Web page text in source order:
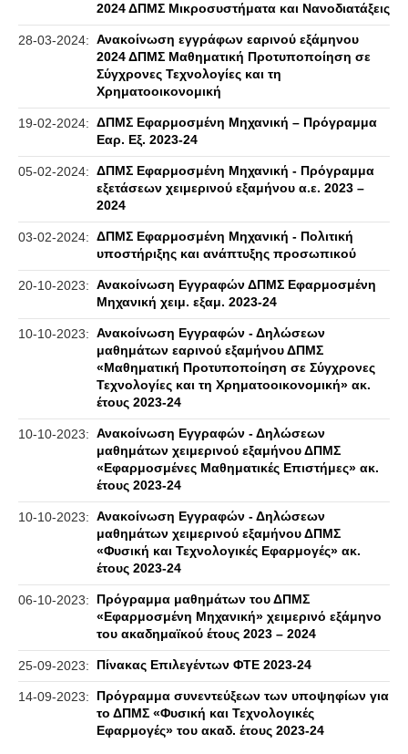
2024 ΔΠΜΣ Μικροσυστήματα και Νανοδιατάξεις
28-03-2024: Ανακοίνωση εγγράφων εαρινού εξάμηνου
2024 ΔΠΜΣ Μαθηματική Προτυποποίηση σε
Σύγχρονες Τεχνολογίες και τη
Χρηματοοικονομική
19-02-2024: ΔΠΜΣ Εφαρμοσμένη Μηχανική – Πρόγραμμα
Εαρ. Εξ. 2023-24
05-02-2024: ΔΠΜΣ Εφαρμοσμένη Μηχανική - Πρόγραμμα
εξετάσεων χειμερινού εξαμήνου α.ε. 2023 –
2024
03-02-2024: ΔΠΜΣ Εφαρμοσμένη Μηχανική - Πολιτική
υποστήριξης και ανάπτυξης προσωπικού
20-10-2023: Ανακοίνωση Εγγραφών ΔΠΜΣ Εφαρμοσμένη
Μηχανική χειμ. εξαμ. 2023-24
10-10-2023: Ανακοίνωση Εγγραφών - Δηλώσεων
μαθημάτων εαρινού εξαμήνου ΔΠΜΣ
«Μαθηματική Προτυποποίηση σε Σύγχρονες
Τεχνολογίες και τη Χρηματοοικονομική» ακ.
έτους 2023-24
10-10-2023: Ανακοίνωση Εγγραφών - Δηλώσεων
μαθημάτων χειμερινού εξαμήνου ΔΠΜΣ
«Εφαρμοσμένες Μαθηματικές Επιστήμες» ακ.
έτους 2023-24
10-10-2023: Ανακοίνωση Εγγραφών - Δηλώσεων
μαθημάτων χειμερινού εξαμήνου ΔΠΜΣ
«Φυσική και Τεχνολογικές Εφαρμογές» ακ.
έτους 2023-24
06-10-2023:
Πρόγραμμα μαθημάτων του ΔΠΜΣ
«Εφαρμοσμένη Μηχανική» χειμερινό εξάμηνο
του ακαδημαϊκού έτους 2023 – 2024
25-09-2023: Πίνακας Επιλεγέντων ΦΤΕ 2023-24
14-09-2023:
Πρόγραμμα συνεντεύξεων των υποψηφίων για
το ΔΠΜΣ «Φυσική και Τεχνολογικές
Εφαρμογές» του ακαδ. έτους 2023-24